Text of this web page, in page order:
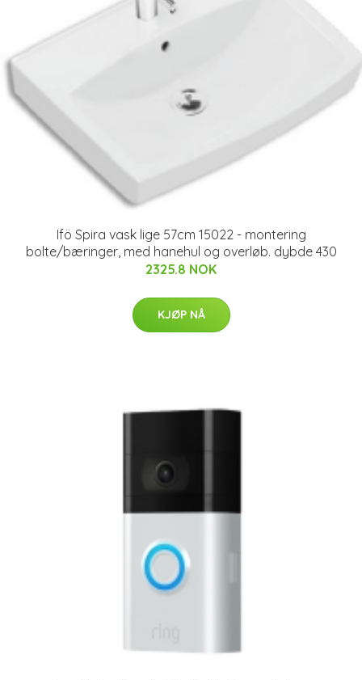
Ifö Spira vask lige 57cm 15022 - montering
bolte/bæringer, med hanehul og overløb. dybde 430
2325.8 NOK
KJØP NÅ